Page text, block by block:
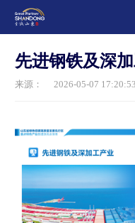
先进钢铁及深
来源： 2026-05-07 17:20:53